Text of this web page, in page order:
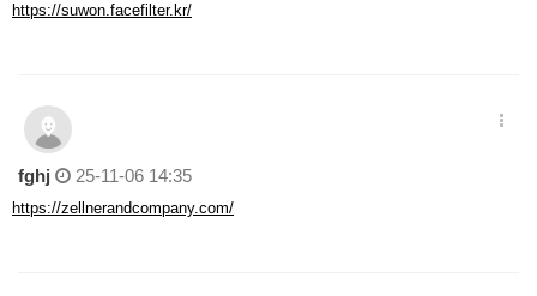
https://suwon.facefilter.kr/
fghj 25-11-06 14:35
https://zellnerandcompany.com/